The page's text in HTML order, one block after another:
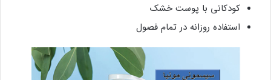
کودکانی با پوست خشک
استفاده روزانه در تمام فصول